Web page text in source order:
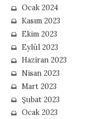
Ocak 2024
Kasım 2023
Ekim 2023
Eylül 2023
Haziran 2023
Nisan 2023
Mart 2023
Şubat 2023
Ocak 2023